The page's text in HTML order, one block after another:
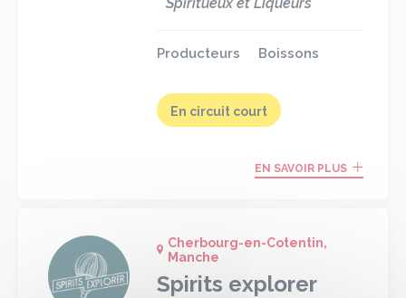
Producteurs Boissons
En circuit court
EN SAVOIR PLUS
Cherbourg-en-Cotentin,
Manche
Spirits explorer